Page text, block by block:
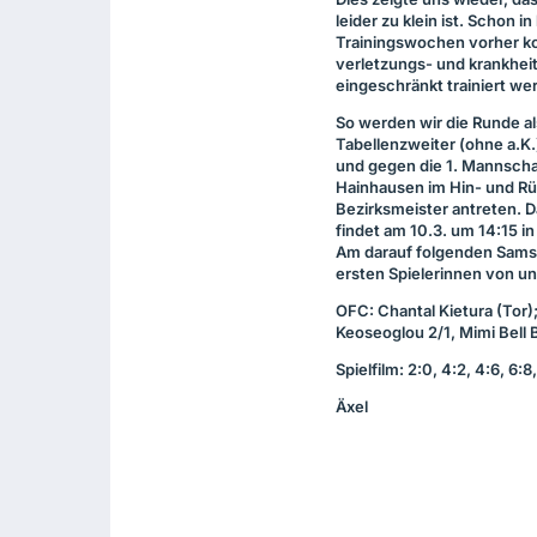
leider zu klein ist. Schon in
Trainingswochen vorher
verletzungs- und
eingeschränkt trainiert
So werden wir die Runde
Tabellenzweiter (ohne
und gegen die 1.
Hainhausen im Hin- und
Bezirksmeister antreten.
findet am 10.3. um 14:15
Am darauf folgenden
ersten Spielerinnen von
OFC: Chantal Kietura
Keoseoglou 2/1, Mimi Bell
Spielfilm: 2:0, 4:2, 4:6, 6:8,
Äxel